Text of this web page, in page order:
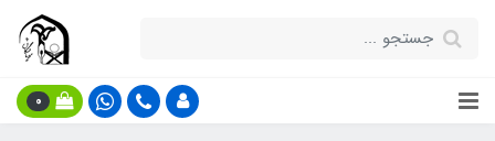
0